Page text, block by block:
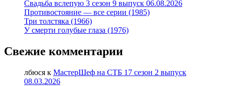
Свадьба вслепую 3 сезон 9 выпуск 06.08.2026
Противостояние — все серии (1985)
Три толстяка (1966)
У смерти голубые глаза (1976)
Свежие комментарии
лбюся к МастерШеф на СТБ 17 сезон 2 выпуск
08.03.2026